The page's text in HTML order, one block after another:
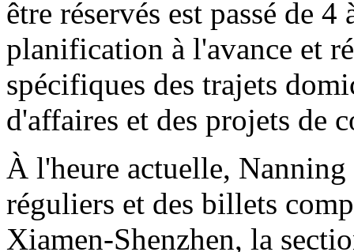
être réservés est passé de
planification à l'avance et
spécifiques des trajets
d'affaires et des projets de
À l'heure actuelle,
réguliers et des billets
Xiamen-Shenzhen, la